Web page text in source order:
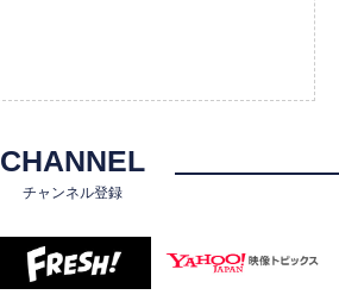
CHANNEL
チャンネル登録